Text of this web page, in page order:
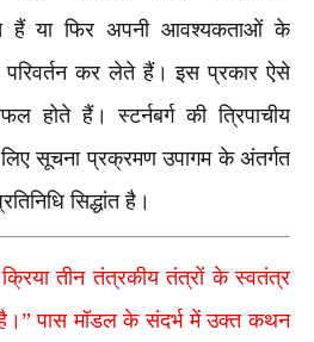
हैं या फिर अपनी आवश्यकताओं के
परिवर्तन कर लेते हैं। इस प्रकार ऐसे
होते हैं। स्टर्नबर्ग की त्रिपाचीय
लिए सूचना प्रक्रमण उपागम के अंतर्गत
सिद्धांत है।
क्रिया तीन तंत्रकीय तंत्रों के स्वतंत्र
है।” पास मॉडल के संदर्भ में उक्त कथन